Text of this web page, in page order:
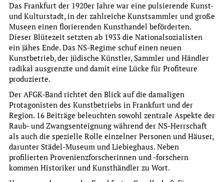
Das Frankfurt der 1920er Jahre war eine pulsierende Kunst-
und Kulturstadt, in der zahlreiche Kunstsammler und große
Museen einen florierenden Kunsthandel beförderten.
Dieser Blütezeit setzten ab 1933 die Nationalsozialisten
ein jähes Ende. Das NS-Regime schuf einen neuen
Kunstbetrieb, der jüdische Künstler, Sammler und Händler
radikal ausgrenzte und damit eine Lücke für Profiteure
produzierte.
Der AFGK-Band richtet den Blick auf die damaligen
Protagonisten des Kunstbetriebs in Frankfurt und der
Region. 16 Beiträge beleuchten sowohl zentrale Aspekte der
Raub- und Zwangsenteignung während der NS-Herrschaft
als auch die spezielle Rolle einzelner Personen und Häuser,
darunter Städel-Museum und Liebieghaus. Neben
profilierten Provenienzforscherinnen und -forschern
kommen Historiker und Kunsthändler zu Wort.
Christina Treutlein
DER ARCHITEKT CARL-HERMANN RUDLOFF (1890-1949) -
PROTAGONIST DES SIEDLUNGSBAUS IM NEUEN
FRANKFURT